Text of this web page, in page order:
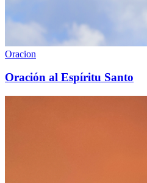
Oracion
Oración al Espíritu Santo